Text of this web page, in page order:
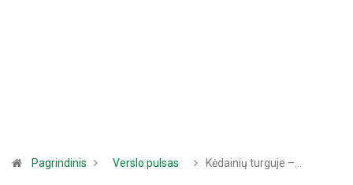
Pagrindinis Verslo pulsas Kėdainių turguje –…